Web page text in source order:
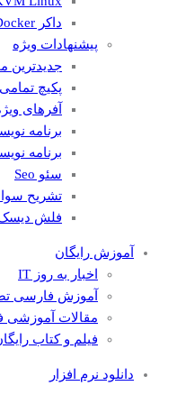
داکر Docker
پیشنهادات ویژه
جدیدترین
پکیچ
آفرهای
برنامه
برنامه
سئو Seo
تشریح
فلش
آموزش رایگان
اخبار به روز IT
آموزش فارسی
مقالات آموزشی
فیلم و کتاب
دانلود نرم افزار